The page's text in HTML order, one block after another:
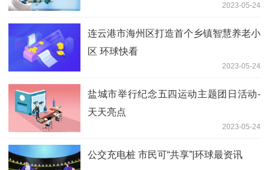
2023-05-24
连云港市海州区打造首个乡镇智慧养老小
区 环球快看
2023-05-24
盐城市举行纪念五四运动主题团日活动-
天天亮点
2023-05-24
公交充电桩 市民可“共享”|环球最资讯